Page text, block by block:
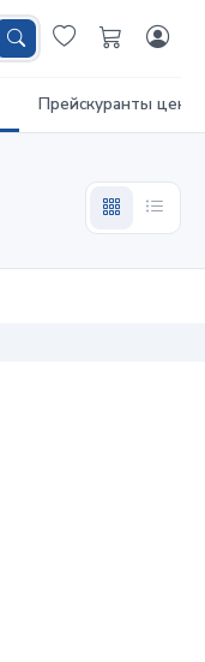
Прейскуранты цен